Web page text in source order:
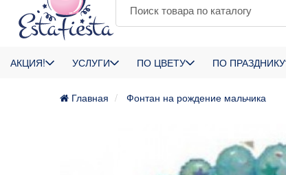
АКЦИЯ! УСЛУГИ ПО ЦВЕТУ ПО ПРАЗДНИКУ
Главная Фонтан на рождение мальчика